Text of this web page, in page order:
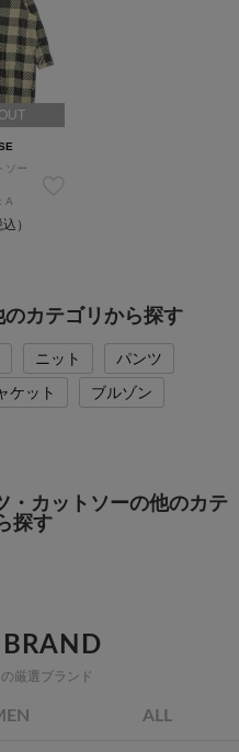
ソー
A
）
カテゴリから探す
ニット
パンツ
ケット
ブルゾン
・カットソーの他のカテ
探す
厳選ブランド
ALL